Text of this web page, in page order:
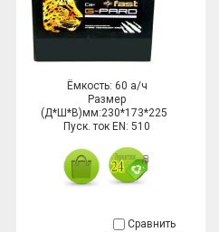
Ёмкость: 60 а/ч
Размер
(Д*Ш*В)мм:230*173*225
Пуск. ток EN: 510
Сравнить